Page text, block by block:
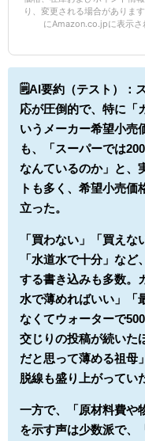
り、変更される場合がありま
にAmazon.co.jpに表示さ
🗒️AI要約（テスト）：
応が圧倒的で、特に「
いうメーカー希望小売
も、「スーパーでは
なんているのか」と、
トも多く、希望小売価
立った。
「買わない」「買えな
「水道水で十分」な
する書き込みも多数。
水で薄めればいい」「
なくてウォーターで
交じりの投稿が続いた
だと思って薄める祖母
脱線も盛り上がってい
一方で、「原材料費や
を示す声は少数派で、